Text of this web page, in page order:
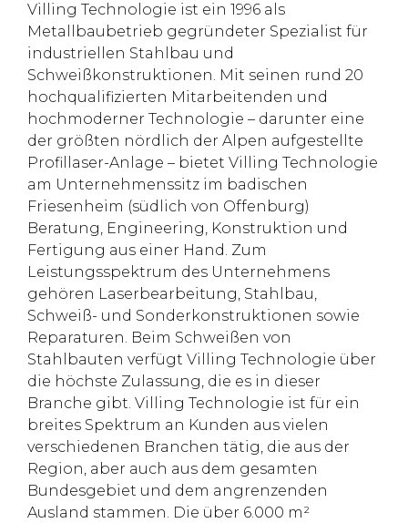
Villing Technologie ist ein 1996 als
Metallbaubetrieb gegründeter Spezialist für
industriellen Stahlbau und
Schweißkonstruktionen. Mit seinen rund 20
hochqualifizierten Mitarbeitenden und
hochmoderner Technologie – darunter eine
der größten nördlich der Alpen aufgestellte
Profillaser-Anlage – bietet Villing Technologie
am Unternehmenssitz im badischen
Friesenheim (südlich von Offenburg)
Beratung, Engineering, Konstruktion und
Fertigung aus einer Hand. Zum
Leistungsspektrum des Unternehmens
gehören Laserbearbeitung, Stahlbau,
Schweiß- und Sonderkonstruktionen sowie
Reparaturen. Beim Schweißen von
Stahlbauten verfügt Villing Technologie über
die höchste Zulassung, die es in dieser
Branche gibt. Villing Technologie ist für ein
breites Spektrum an Kunden aus vielen
verschiedenen Branchen tätig, die aus der
Region, aber auch aus dem gesamten
Bundesgebiet und dem angrenzenden
Ausland stammen. Die über 6.000 m²